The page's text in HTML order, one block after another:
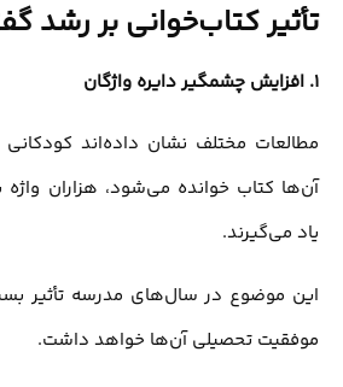
تأثیر کتاب‌خوانی بر رشد
1. افزایش چشمگیر دایره واژگان
مطالعات مختلف نشان داده‌اند
آن‌ها کتاب خوانده می‌شود، هزاران
یاد می‌گیرند.
این موضوع در سال‌های مدرسه تأثیر
موفقیت تحصیلی آن‌ها خواهد داشت.